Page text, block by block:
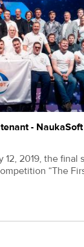
FOR
str., 9
station
17-17
45-55
18:00 Mon-Thu.
- 17:00 Fri.
-
12, 2019, the final
“The